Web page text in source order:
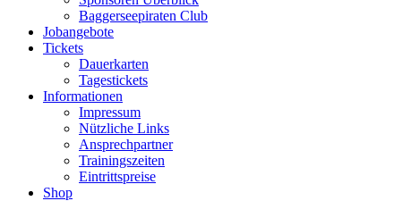
Baggerseepiraten Club
Jobangebote
Tickets
Dauerkarten
Tagestickets
Informationen
Impressum
Nützliche Links
Ansprechpartner
Trainingszeiten
Eintrittspreise
Shop